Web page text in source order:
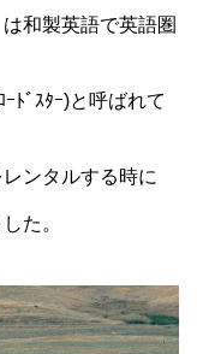
和製英語で英語圏
ﾞｽﾀｰ)と呼ばれて
ンタルする時に
た。